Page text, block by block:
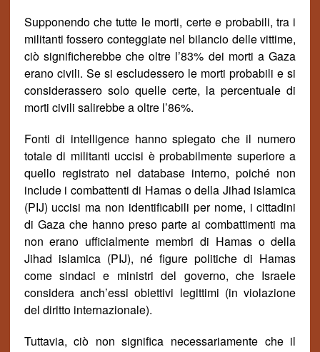
Supponendo che tutte le morti, certe e probabili, tra i
militanti fossero conteggiate nel bilancio delle vittime,
ciò significherebbe che oltre l’83% dei morti a Gaza
erano civili. Se si escludessero le morti probabili e si
considerassero solo quelle certe, la percentuale di
morti civili salirebbe a oltre l’86%.
Fonti di intelligence hanno spiegato che il numero
totale di militanti uccisi è probabilmente superiore a
quello registrato nel database interno, poiché non
include i combattenti di Hamas o della Jihad islamica
(PIJ) uccisi ma non identificabili per nome, i cittadini
di Gaza che hanno preso parte ai combattimenti ma
non erano ufficialmente membri di Hamas o della
Jihad islamica (PIJ), néfigure politiche di Hamas
come sindaci e ministri del governo, che Israele
considera anch’essi obiettivi legittimi (in violazione
del diritto internazionale).
Tuttavia, ciò non significa necessariamente che il